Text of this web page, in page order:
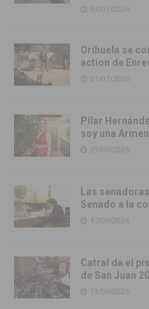
03/07/2026
Orihuela se
action de
01/07/2026
Pilar
soy una
29/06/2026
Las
Senado a la
17/06/2026
Catral da el
de San Juan
13/06/2026